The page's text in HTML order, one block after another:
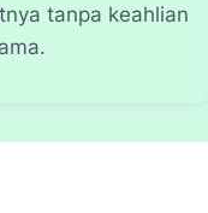
tanpa keahlian